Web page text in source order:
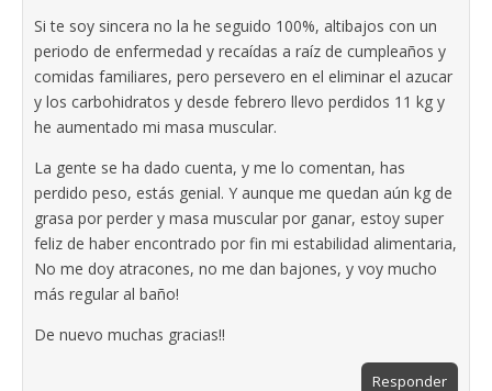
Si te soy sincera no la he seguido 100%, altibajos con un
periodo de enfermedad y recaídas a raíz de cumpleaños y
comidas familiares, pero persevero en el eliminar el azucar
y los carbohidratos y desde febrero llevo perdidos 11 kg y
he aumentado mi masa muscular.
La gente se ha dado cuenta, y me lo comentan, has
perdido peso, estás genial. Y aunque me quedan aún kg de
grasa por perder y masa muscular por ganar, estoy super
feliz de haber encontrado por fin mi estabilidad alimentaria,
No me doy atracones, no me dan bajones, y voy mucho
más regular al baño!
De nuevo muchas gracias!!
Responder